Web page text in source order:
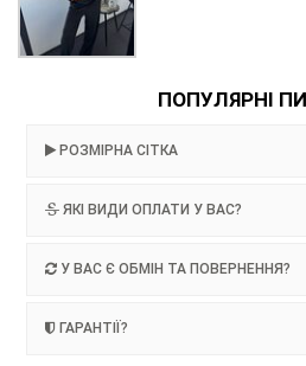
ПОПУЛЯРНІ
РОЗМІРНА СІТКА
ЯКІ ВИДИ ОПЛАТИ У ВАС?
У ВАС Є ОБМІН ТА ПОВЕРНЕННЯ?
ГАРАНТІЇ?